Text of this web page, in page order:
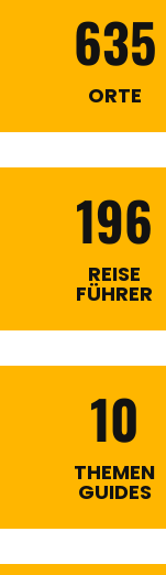
635
ORTE
196
REISE
FÜHRER
10
THEMEN
GUIDES